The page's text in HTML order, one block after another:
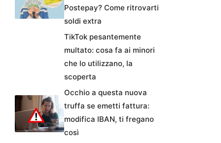
Postepay? Come ritrovarti
soldi extra
TikTok pesantemente
multato: cosa fa ai minori
che lo utilizzano, la
scoperta
Occhio a questa nuova
truffa se emetti fattura:
modifica IBAN, ti fregano
così